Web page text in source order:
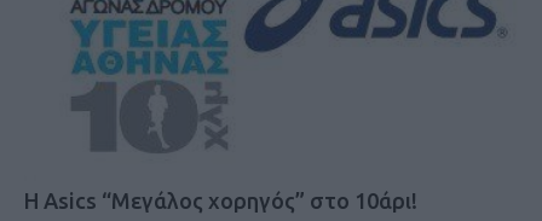
Η Asics “Μεγάλος χορηγός” στο 10άρι!